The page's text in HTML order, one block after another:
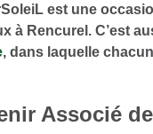
est une
à Rencurel . C’est
, dans laquelle
Associé